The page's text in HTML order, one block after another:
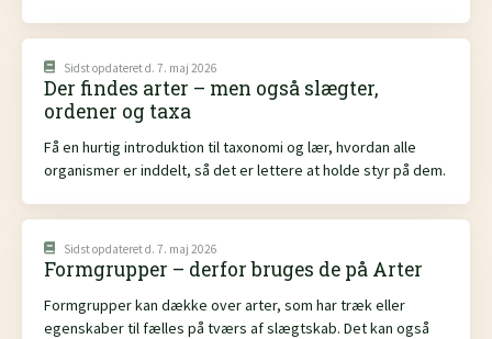
Sidst opdateret d. 7. maj 2026
Der findes arter – men også slægter,
ordener og taxa
Få en hurtig introduktion til taxonomi og lær, hvordan alle
organismer er inddelt, så det er lettere at holde styr på dem.
Sidst opdateret d. 7. maj 2026
Formgrupper – derfor bruges de på Arter
Formgrupper kan dække over arter, som har træk eller
egenskaber til fælles på tværs af slægtskab. Det kan også